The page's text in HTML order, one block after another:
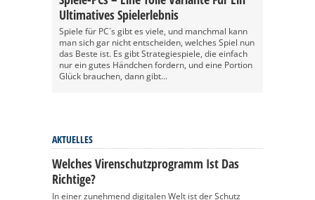
Ultimatives Spielerlebnis
Spiele für PC´s gibt es viele, und manchmal kann
man sich gar nicht entscheiden, welches Spiel nun
das Beste ist. Es gibt Strategiespiele, die einfach
nur ein gutes Händchen fordern, und eine Portion
Glück brauchen, dann gibt...
AKTUELLES
Welches Virenschutzprogramm Ist Das
Richtige?
In einer zunehmend digitalen Welt ist der Schutz